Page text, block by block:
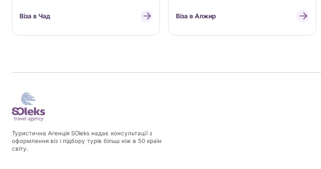
Віза в Чад Віза в Алжир
Туристична Агенція SOleks надає консультації з
оформлення віз і підбору турів більш ніж в 50 країн
світу.